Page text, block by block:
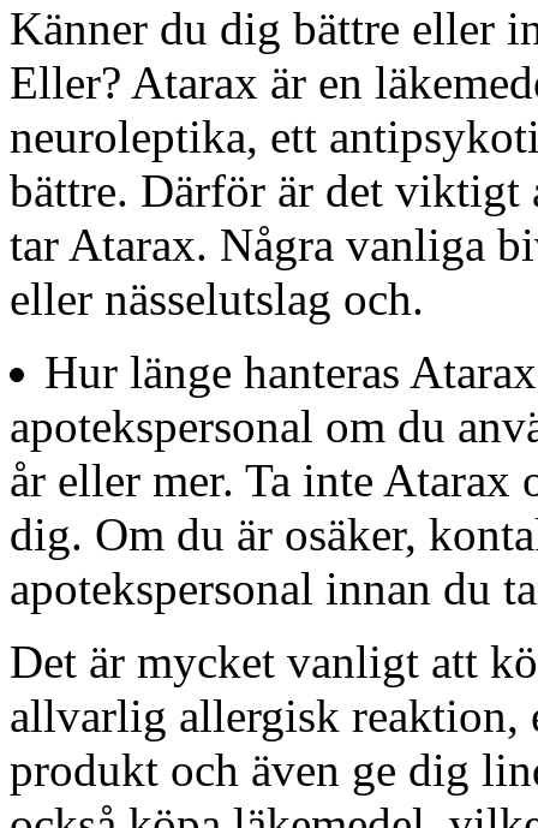
Känner du dig bättre eller
Eller? Atarax är en
neuroleptika, ett
bättre. Därför är det viktigt
tar Atarax. Några vanliga
eller nässelutslag och.
Hur länge hanteras
apotekspersonal om du
år eller mer. Ta inte Atarax
dig. Om du är osäker,
apotekspersonal innan du
Det är mycket vanligt att
allvarlig allergisk reaktion,
produkt och även ge dig